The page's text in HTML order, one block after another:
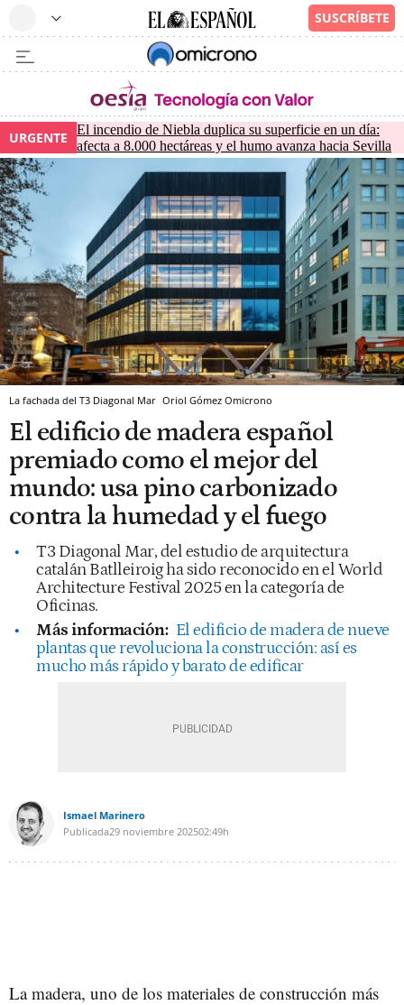
URGENTE
El incendio de Niebla duplica su superficie en un día:
afecta a 8.000 hectáreas y el humo avanza hacia Sevilla
La fachada del T3 Diagonal Mar Oriol Gómez Omicrono
El edificio de madera español
premiado como el mejor del
mundo: usa pino carbonizado
contra la humedad y el fuego
T3 Diagonal Mar, del estudio de arquitectura
catalán Batlleiroig ha sido reconocido en el World
Architecture Festival 2025 en la categoría de
Oficinas.
Más información: El edificio de madera de nueve
plantas que revoluciona la construcción: así es
mucho más rápido y barato de edificar
Ismael Marinero
Publicada29 noviembre 202502:49h
La madera, uno de los materiales de construcción más